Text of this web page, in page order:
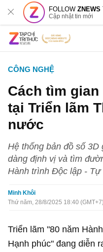
FOLLOWZNEWS
Cập nhật tin mới
CÔNG NGHỆ
Cách tìm
tại Triển lãm
nước
Hệ thống bản đồ số 3D
dàng định vị và tìm
Hành trình Độc lập - Tự
Minh Khôi
Thứ năm, 28/8/2025 18:40
Triển lãm "80 năm
Hạnh phúc" đang diễn